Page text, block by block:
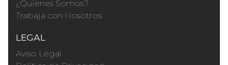
¿Quienes Somos?
Trabaja con Nosotros
LEGAL
Aviso Legal